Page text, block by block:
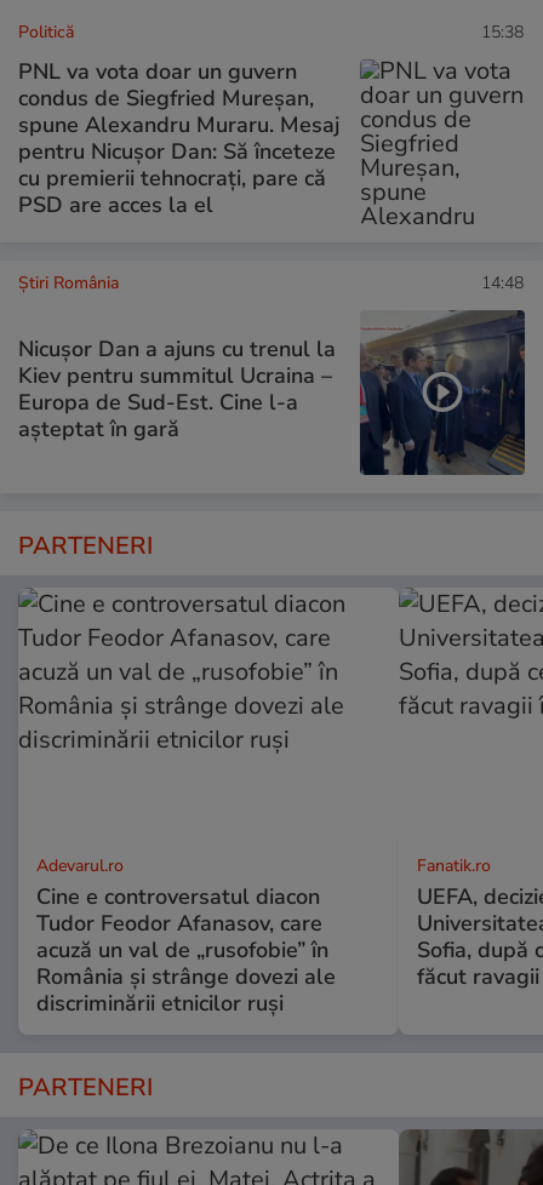
Politică 15:38
PNL va vota doar un guvern
condus de Siegfried Mureșan,
spune Alexandru Muraru. Mesaj
pentru Nicușor Dan: Să înceteze
cu premierii tehnocrați, pare că
PSD are acces la el
Știri România 14:48
Nicușor Dan a ajuns cu trenul la
Kiev pentru summitul Ucraina –
Europa de Sud-Est. Cine l-a
așteptat în gară
PARTENERI
Adevarul.ro
Cine e controversatul diacon
Tudor Feodor Afanasov, care
acuză un val de „rusofobie” în
România și strânge dovezi ale
discriminării etnicilor ruși
Fanatik.ro
UEFA,
Sofia, după
făcut
PARTENERI